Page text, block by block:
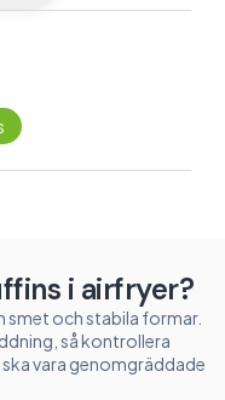
i airfryer?
smet och stabila formar.
så kontrollera
vara genomgräddade